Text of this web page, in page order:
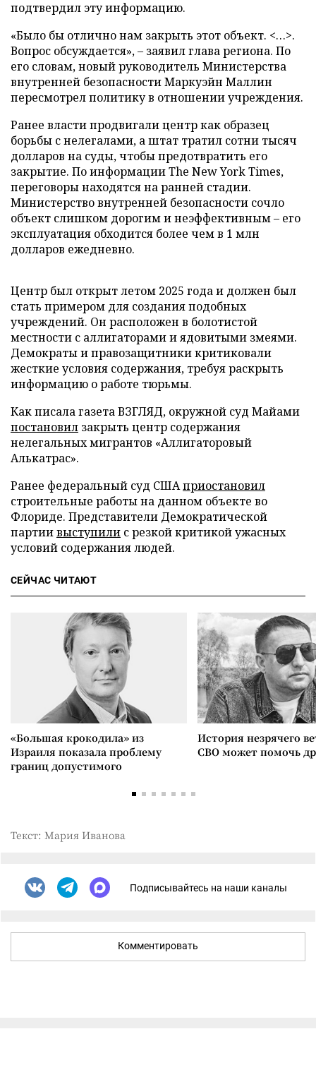
подтвердил эту информацию.
«Было бы отлично нам закрыть этот объект. <…>.
Вопрос обсуждается», – заявил глава региона. По
его словам, новый руководитель Министерства
внутренней безопасности Маркуэйн Маллин
пересмотрел политику в отношении учреждения.
Ранее власти продвигали центр как образец
борьбы с нелегалами, а штат тратил сотни тысяч
долларов на суды, чтобы предотвратить его
закрытие. По информации The New York Times,
переговоры находятся на ранней стадии.
Министерство внутренней безопасности сочло
объект слишком дорогим и неэффективным – его
эксплуатация обходится более чем в 1 млн
долларов ежедневно.
Центр был открыт летом 2025 года и должен был
стать примером для создания подобных
учреждений. Он расположен в болотистой
местности с аллигаторами и ядовитыми змеями.
Демократы и правозащитники критиковали
жесткие условия содержания, требуя раскрыть
информацию о работе тюрьмы.
Как писала газета ВЗГЛЯД, окружной суд Майами
постановил закрыть центр содержания
нелегальных мигрантов «Аллигаторовый
Алькатрас».
Ранее федеральный суд СШАприостановил
строительные работы на данном объекте во
Флориде. Представители Демократической
партиивыступили с резкой критикой ужасных
условий содержания людей.
СЕЙЧАС ЧИТАЮТ
«Большая крокодила» из
Израиля показала проблему
границ допустимого
История незрячего
СВО может помочь
Текст: Мария Иванова
Подписывайтесь на наши каналы
Комментировать